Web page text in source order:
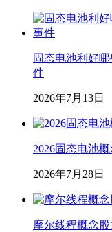
固态电池利好
件
2026年7月13日
2026固态电池
2026年7月28日
摩尔线程概念